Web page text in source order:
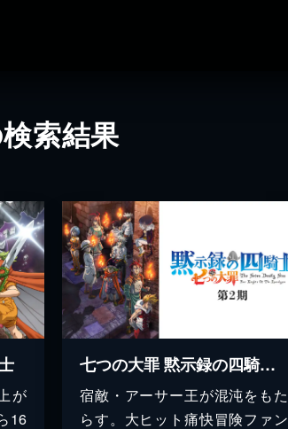
索結果
が
16
七つの大罪 黙示録の四騎士 第2期
宿敵・アーサー王が混沌をもた
らす。大ヒット痛快冒険ファン